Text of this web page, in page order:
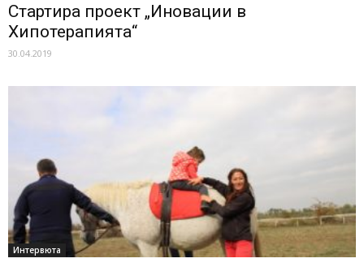
Стартира проект „Иновации в
Хипотерапията“
30.04.2019
Интервюта